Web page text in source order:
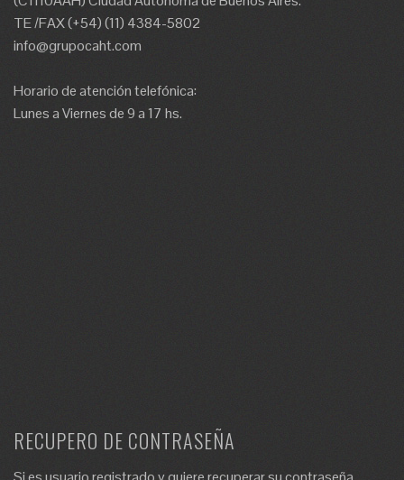
TE /FAX (+54) (11) 4384-5802
info@grupocaht.com
Horario de atención telefónica:
Lunes a Viernes de 9 a 17 hs.
RECUPERO DE CONTRASEÑA